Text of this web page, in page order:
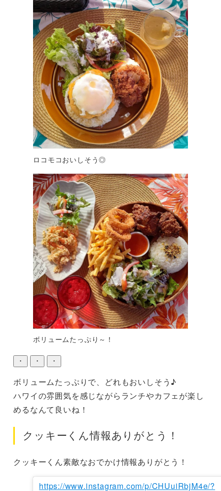
ロコモコおいしそう◎
ボリュームたっぷり～！
・ ・ ・
ボリュームたっぷりで、どれもおいしそう♪
ハワイの雰囲気を感じながらランチやカフェが楽し
めるなんて良いね！
クッキーくん情報ありがとう！
クッキーくん素敵なおでかけ情報ありがとう！
https://www.instagram.com/p/CHUuiRbjM4e/?